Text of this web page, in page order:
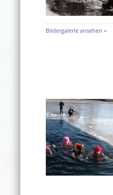
Bildergalerie ansehen »